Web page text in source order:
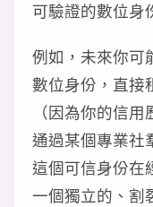
可驗證的數位身
例如，未來你可
數位身份，直接
（因為你的信
通過某個專業社
這個可信身份在
一個獨立的、割